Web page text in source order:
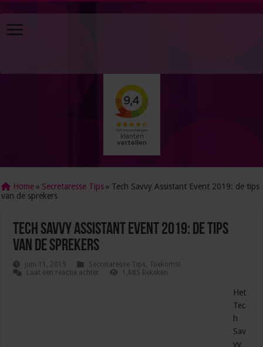
Home » Secretaresse Tips » Tech Savvy Assistant Event 2019: de tips
van de sprekers
Tech Savvy Assistant Event 2019: de tips
van de sprekers
juni 11, 2019 Secretaresse Tips, Toekomst
Laat een reactie achter
1,685 Bekeken
Het
Tec
h
Sav
vy